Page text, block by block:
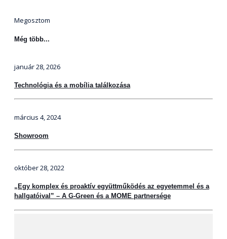
Megosztom
Még több...
január 28, 2026
Technológia és a mobília találkozása
március 4, 2024
Showroom
október 28, 2022
„Egy komplex és proaktív együttműködés az egyetemmel és a
hallgatóival” – A G-Green és a MOME partnersége